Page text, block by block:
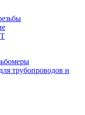
трубопроводов и